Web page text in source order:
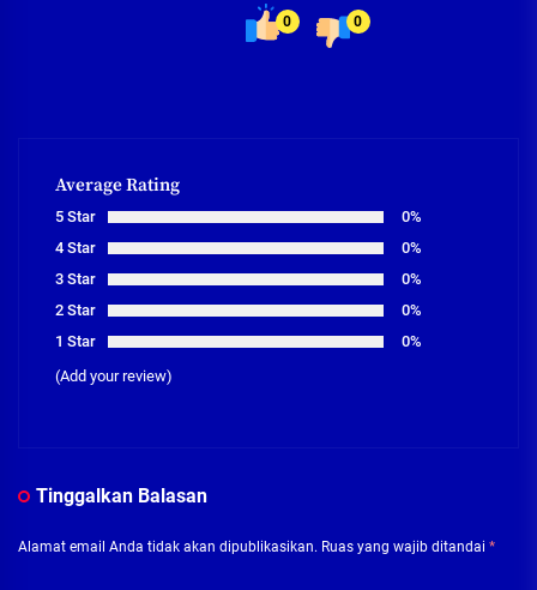
0 0
Average Rating
5 Star
0%
4 Star
0%
3 Star
0%
2 Star
0%
1 Star
0%
(Add your review)
Tinggalkan Balasan
Alamat email Anda tidak akan dipublikasikan. Ruas yang wajib ditandai *